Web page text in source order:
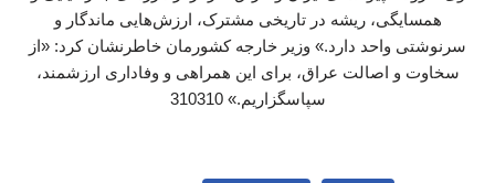
همسایگی، ریشه در تاریخی مشترک، ارزش‌هایی ماندگار و
سرنوشتی واحد دارد.» وزیر خارجه کشورمان خاطرنشان کرد: «از
سخاوت و اصالت عراق، برای این همراهی و وفاداری ارزشمند،
سپاسگزاریم.» 310310